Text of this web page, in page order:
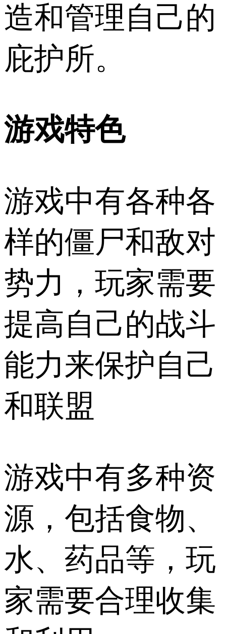
造和管理自己的
庇护所。
游戏特色
游戏中有各种各
样的僵尸和敌对
势力，玩家需要
提高自己的战斗
能力来保护自己
和联盟
游戏中有多种资
源，包括食物、
水、药品等，玩
家需要合理收集